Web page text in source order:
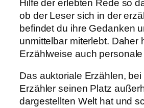
Hilfe der erlebten Rede so
ob der Leser sich in der
befindet du ihre Gedanken
unmittelbar miterlebt. Daher
Erzählweise auch
Das auktoriale Erzählen, bei
Erzähler seinen Platz
dargestellten Welt hat und